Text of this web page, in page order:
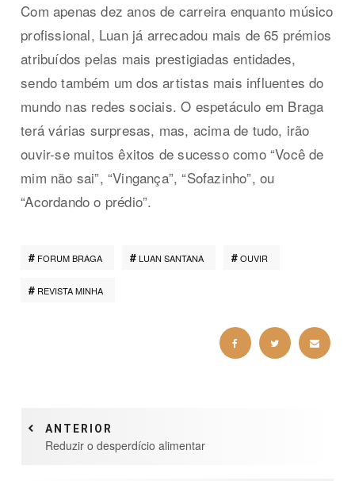
Com apenas dez anos de carreira enquanto músico
profissional, Luan já arrecadou mais de 65 prémios
atribuídos pelas mais prestigiadas entidades,
sendo também um dos artistas mais influentes do
mundo nas redes sociais. O espetáculo em Braga
terá várias surpresas, mas, acima de tudo, irão
ouvir-se muitos êxitos de sucesso como “Você de
mim não sai”, “Vingança”, “Sofazinho”, ou
“Acordando o prédio”.
FORUM BRAGA LUAN SANTANA OUVIR
REVISTA MINHA
ANTERIOR
Reduzir o desperdício alimentar